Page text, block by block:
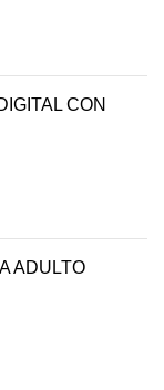
CON
ADULTO